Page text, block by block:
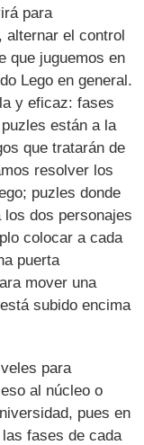
para
alternar el control
que juguemos en
Lego en general.
y eficaz: fases
están a la
que tratarán de
resolver los
puzles donde
dos personajes
colocar a cada
puerta
mover una
subido encima
para
al núcleo o
pues en
fases de cada